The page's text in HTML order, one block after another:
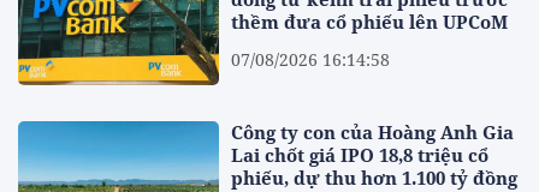
thềm đưa cổ phiếu lên UPCoM
07/08/2026 16:14:58
Công ty con của Hoàng Anh Gia
Lai chốt giá IPO 18,8 triệu cổ
phiếu, dự thu hơn 1.100 tỷ đồng